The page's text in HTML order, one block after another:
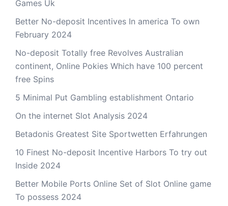
Games Uk
Better No-deposit Incentives In america To own
February 2024
No-deposit Totally free Revolves Australian
continent, Online Pokies Which have 100 percent
free Spins
5 Minimal Put Gambling establishment Ontario
On the internet Slot Analysis 2024
Betadonis Greatest Site Sportwetten Erfahrungen
10 Finest No-deposit Incentive Harbors To try out
Inside 2024
Better Mobile Ports Online Set of Slot Online game
To possess 2024